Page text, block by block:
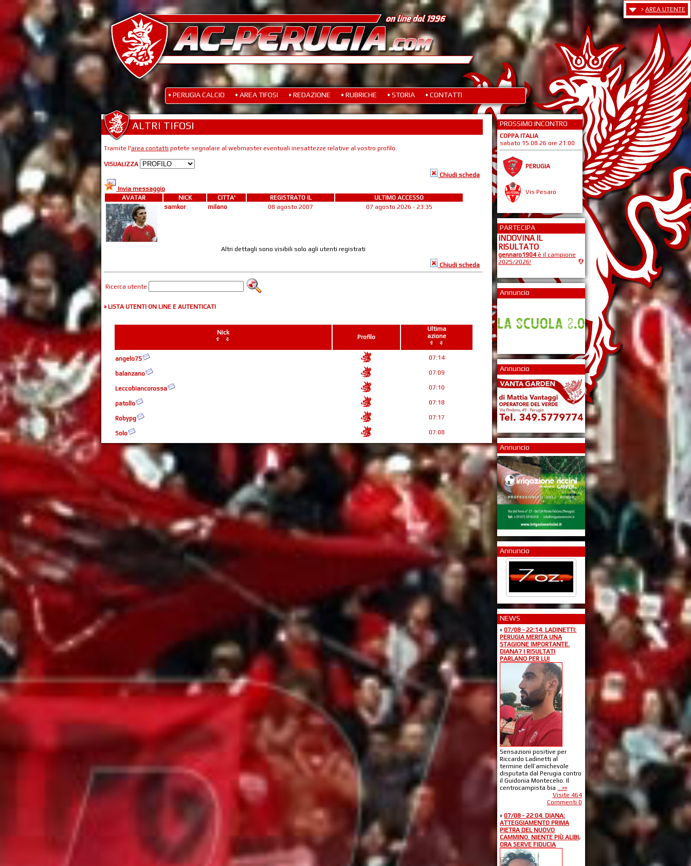
> AREA UTENTE
• PERUGIA CALCIO • AREA TIFOSI • REDAZIONE • RUBRICHE • STORIA • CONTATTI
ALTRI TIFOSI
Tramite l'area contatti potete segnalare al webmaster eventuali inesattezze relative al vostro profilo.
VISUALIZZA
Chiudi scheda
Invia messaggio
AVATAR
NICK CITTA' REGISTRATO IL
ULTIMO ACCESSO
samkor
milano 08 agosto 2007 07 agosto 2026 - 23:35
Altri dettagli sono visibili solo agli utenti registrati
Chiudi scheda
Ricerca utente
» LISTA UTENTI ON LINE E AUTENTICATI
Nick
Profilo
Ultima
azione
angelo75 07:14
balanzano 07:09
Leccobiancorossa 07:10
patollo 07:18
Robypg 07:17
Solo 07:08
PROSSIMO INCONTRO
COPPA ITALIA
sabato 15.08.26 ore 21:00
PERUGIA
Vis Pesaro
PARTECIPA
INDOVINA IL
RISULTATO
gennaro1904è il campione
2025/2026!
Annuncio
Annuncio
Annuncio
Annuncio
NEWS
»07/08 - 22:14. LADINETTI:
PERUGIA MERITA UNA
STAGIONE IMPORTANTE.
DIANA? I RISULTATI
PARLANO PER LUI
Sensazioni positive per
Riccardo Ladinetti al
termine dell’amichevole
disputata dal Perugia contro
il Guidonia Montecelio. Il
centrocampista bia
...»»
Visite 464
Commenti 0
»07/08 - 22:04. DIANA:
ATTEGGIAMENTO PRIMA
PIETRA DEL NUOVO
CAMMINO. NIENTE PIÙ ALIBI,
ORA SERVE FIDUCIA